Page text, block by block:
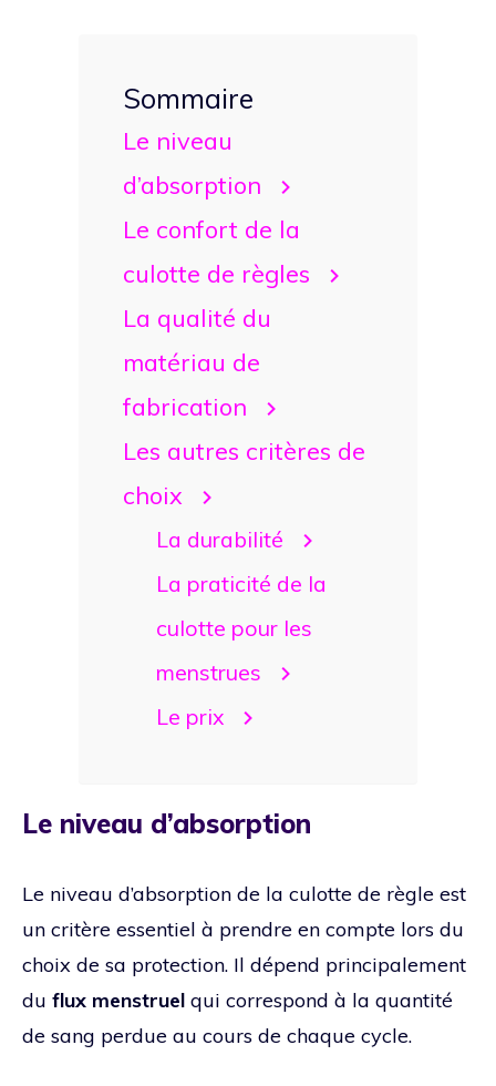
Sommaire
Le niveau
d’absorption
Le confort de la
culotte de règles
La qualité du
matériau de
fabrication
Les autres critères de
choix
La durabilité
La praticité de la
culotte pour les
menstrues
Le prix
Le niveau d’absorption
Le niveau d’absorption de la culotte de règle est
un critère essentiel à prendre en compte lors du
choix de sa protection. Il dépend principalement
du flux menstruel qui correspond à la quantité
de sang perdue au cours de chaque cycle.